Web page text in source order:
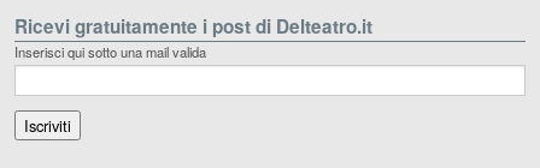
Ricevi gratuitamente i post di Delteatro.it
Inserisci qui sotto una mail valida